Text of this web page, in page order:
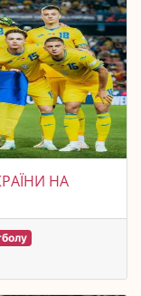
НА